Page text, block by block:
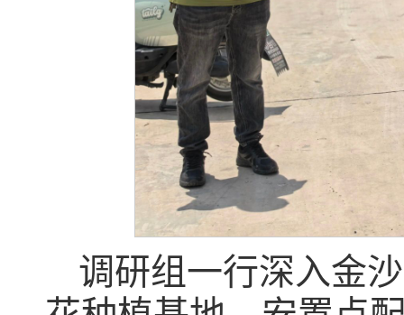
调研组一行深入金